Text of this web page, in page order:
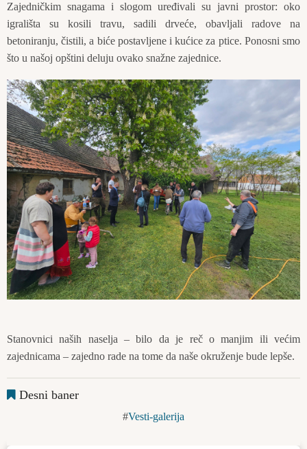
Zajedničkim snagama i slogom uređivali su javni prostor: oko
igrališta su kosili travu, sadili drveće, obavljali radove na
betoniranju, čistili, a biće postavljene i kućice za ptice. Ponosni smo
što u našoj opštini deluju ovako snažne zajednice.
Stanovnici naših naselja – bilo da je reč o manjim ili većim
zajednicama – zajedno rade na tome da naše okruženje bude lepše.
Desni baner
Vesti-galerija